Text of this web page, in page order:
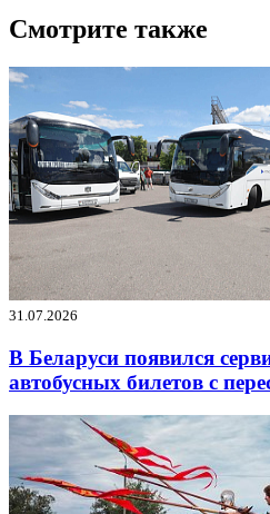
Смотрите также
31.07.2026
В Беларуси появился
автобусных билетов с